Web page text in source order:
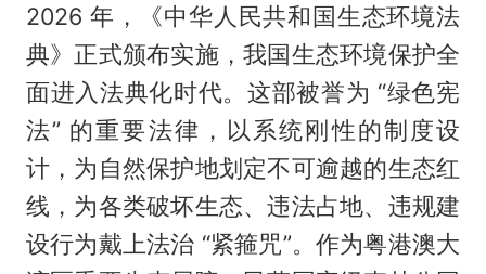
2026 年，《中华人民共和国生态环境法
典》正式颁布实施，我国生态环境保护全
面进入法典化时代。这部被誉为 “绿色宪
法” 的重要法律，以系统刚性的制度设
计，为自然保护地划定不可逾越的生态红
线，为各类破坏生态、违法占地、违规建
设行为戴上法治 “紧箍咒”。作为粤港澳大